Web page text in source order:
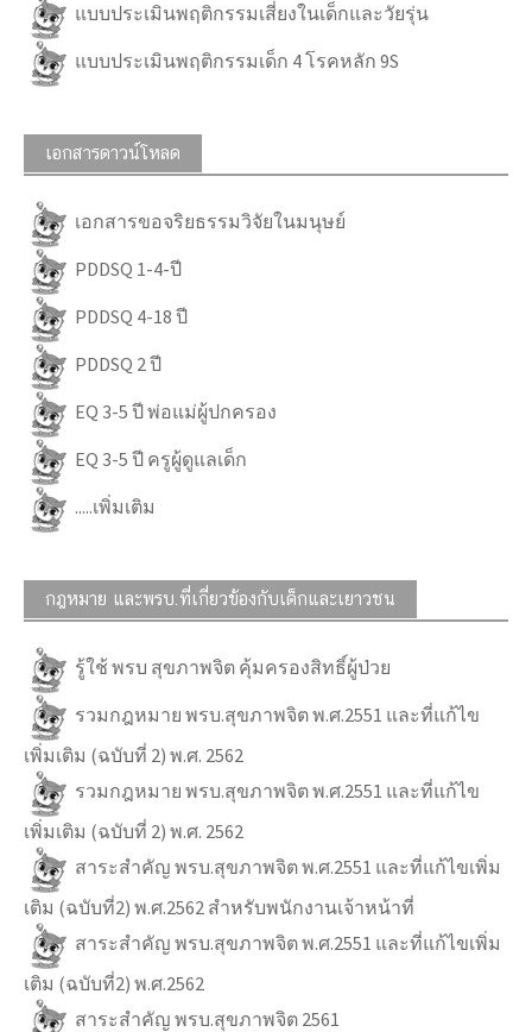
แบบประเมินพฤติกรรมเสี่ยงในเด็กและวัยรุ่น
แบบประเมินพฤติกรรมเด็ก 4 โรคหลัก 9S
เอกสารดาวน์โหลด
เอกสารขอจริยธรรมวิจัยในมนุษย์
PDDSQ 1-4-ปี
PDDSQ 4-18 ปี
PDDSQ 2 ปี
EQ 3-5 ปี พ่อแม่ผู้ปกครอง
EQ 3-5 ปี ครูผู้ดูแลเด็ก
.....เพิ่มเติม
กฎหมาย และพรบ.ที่เกี่ยวข้องกับเด็กและเยาวชน
รู้ใช้ พรบ สุขภาพจิต คุ้มครองสิทธิ์ผู้ป่วย
รวมกฎหมาย พรบ.สุขภาพจิต พ.ศ.2551 และที่แก้ไข
เพิ่มเติม (ฉบับที่ 2) พ.ศ. 2562
รวมกฎหมาย พรบ.สุขภาพจิต พ.ศ.2551 และที่แก้ไข
เพิ่มเติม (ฉบับที่ 2) พ.ศ. 2562
สาระสำคัญ พรบ.สุขภาพจิต พ.ศ.2551 และที่แก้ไขเพิ่ม
เติม (ฉบับที่2) พ.ศ.2562 สำหรับพนักงานเจ้าหน้าที่
สาระสำคัญ พรบ.สุขภาพจิต พ.ศ.2551 และที่แก้ไขเพิ่ม
เติม (ฉบับที่2) พ.ศ.2562
สาระสำคัญ พรบ.สุขภาพจิต 2561